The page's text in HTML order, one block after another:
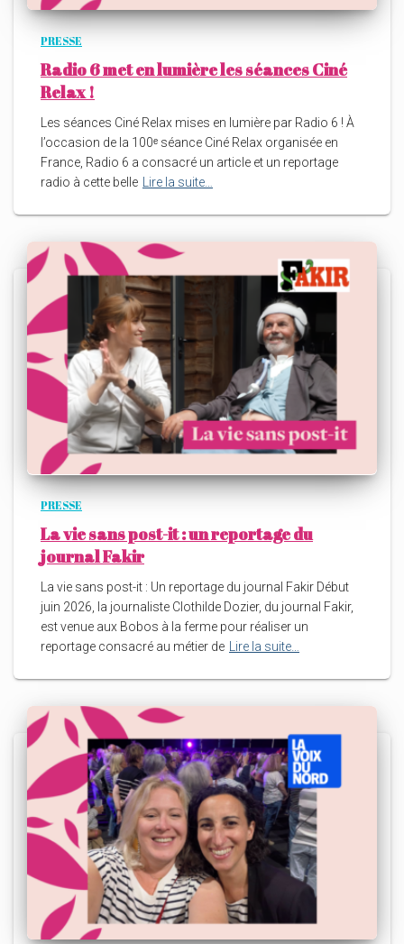
PRESSE
Radio 6 met en lumière les séances Ciné
Relax !
Les séances Ciné Relax mises en lumière par Radio 6 ! À
l’occasion de la 100ᵉ séance Ciné Relax organisée en
France, Radio 6 a consacré un article et un reportage
radio à cette belle
Lire la suite…
PRESSE
La vie sans post-it : un reportage du
journal Fakir
La vie sans post-it : Un reportage du journal Fakir Début
juin 2026, la journaliste Clothilde Dozier, du journal Fakir,
est venue aux Bobos à la ferme pour réaliser un
reportage consacré au métier de Lire la suite…